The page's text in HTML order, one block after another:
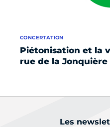
Piétonisation et la
rue de la Jonquière
CONCERTATION
Les